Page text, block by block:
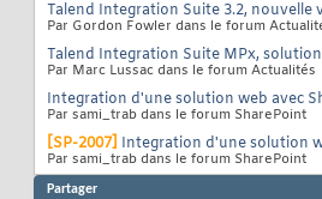
Talend Integration Suite 3.2,
Par Gordon Fowler dans le forum
Talend Integration Suite MPx,
Par Marc Lussac dans le forum Actualités
Integration d'une solution web avec
Par sami_trab dans le forum SharePoint
[SP-2007] Integration d'une solution
Par sami_trab dans le forum SharePoint
Partager